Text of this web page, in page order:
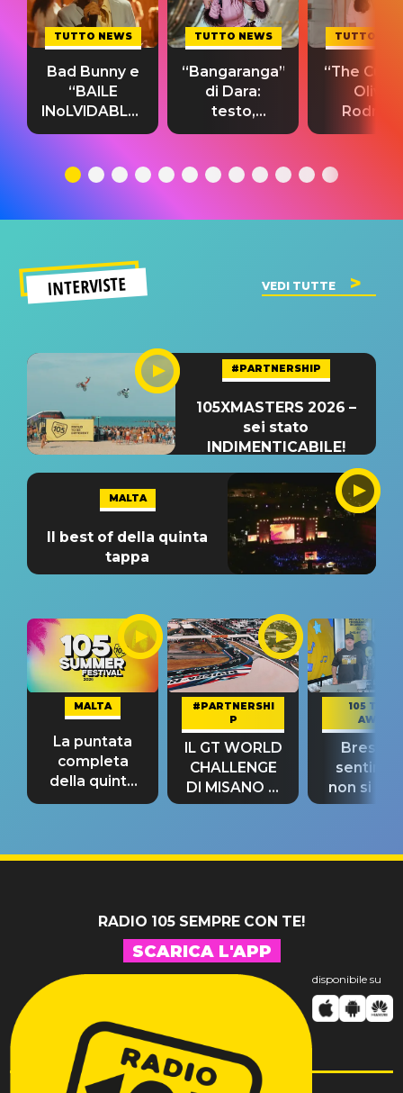
TUTTO NEWS
Bad Bunny e
“BAILE
INoLVIDABLE”:
testo,
significato
TUTTO NEWS
“Bangaranga”
di Dara:
testo,
traduzione e
del singolo
TUTTO
“The
Olivia
testo,
INTERVISTE VEDI TUTTE
#PARTNERSHIP
105XMASTERS 2026 –
sei stato
INDIMENTICABILE!
MALTA
Il best of della quinta
tappa
MALTA
La puntata
completa
della quinta
tappa
#PARTNERSHI
P
IL GT WORLD
CHALLENGE
DI MISANO si
riconferma
105 TAKE
AWAY
Bresh:
non si
fino alla
RADIO 105 SEMPRE CON TE!
SCARICA L'APP
disponibile su